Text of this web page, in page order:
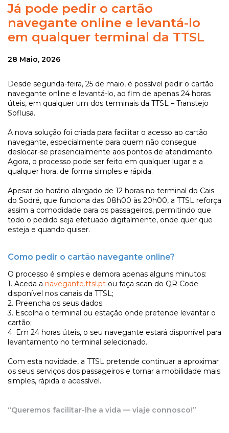
Já pode pedir o cartão
navegante online e levantá-lo
em qualquer terminal da TTSL
28 Maio, 2026
Desde segunda-feira, 25 de maio, é possível pedir o cartão
navegante online e levantá-lo, ao fim de apenas 24 horas
úteis, em qualquer um dos terminais da TTSL – Transtejo
Soflusa.
A nova solução foi criada para facilitar o acesso ao cartão
navegante, especialmente para quem não consegue
deslocar-se presencialmente aos pontos de atendimento.
Agora, o processo pode ser feito em qualquer lugar e a
qualquer hora, de forma simples e rápida.
Apesar do horário alargado de 12 horas no terminal do Cais
do Sodré, que funciona das 08h00 às 20h00, a TTSL reforça
assim a comodidade para os passageiros, permitindo que
todo o pedido seja efetuado digitalmente, onde quer que
esteja e quando quiser.
Como pedir o cartão navegante online?
O processo é simples e demora apenas alguns minutos:
1. Aceda a navegante.ttsl.pt ou faça scan do QR Code
disponível nos canais da TTSL;
2. Preencha os seus dados;
3. Escolha o terminal ou estação onde pretende levantar o
cartão;
4. Em 24 horas úteis, o seu navegante estará disponível para
levantamento no terminal selecionado.
Com esta novidade, a TTSL pretende continuar a aproximar
os seus serviços dos passageiros e tornar a mobilidade mais
simples, rápida e acessível.
“Queremos facilitar-lhe a vida — viaje connosco!”